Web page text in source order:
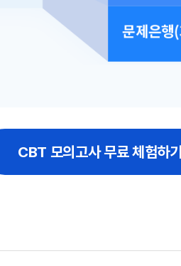
CBT 모의고사 무료 체험하